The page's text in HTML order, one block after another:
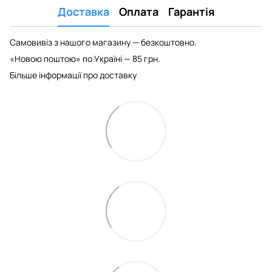
Доставка Оплата Гарантія
Самовивіз з нашого магазину — безкоштовно.
«Новою поштою» по Україні — 85 грн.
Більше інформації про доставку